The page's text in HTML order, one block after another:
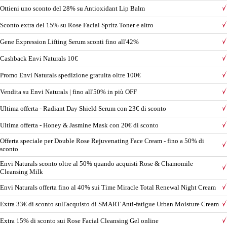
Ottieni uno sconto del 28% su Antioxidant Lip Balm
Sconto extra del 15% su Rose Facial Spritz Toner e altro
Gene Expression Lifting Serum sconti fino all'42%
Cashback Envi Naturals 10€
Promo Envi Naturals spedizione gratuita oltre 100€
Vendita su Envi Naturals | fino all'50% in più OFF
Ultima offerta - Radiant Day Shield Serum con 23€ di sconto
Ultima offerta - Honey & Jasmine Mask con 20€ di sconto
Offerta speciale per Double Rose Rejuvenating Face Cream - fino a 50% di
sconto
Envi Naturals sconto oltre al 50% quando acquisti Rose & Chamomile
Cleansing Milk
Envi Naturals offerta fino al 40% sui Time Miracle Total Renewal Night Cream
Extra 33€ di sconto sull'acquisto di SMART Anti-fatigue Urban Moisture Cream
Extra 15% di sconto sui Rose Facial Cleansing Gel online